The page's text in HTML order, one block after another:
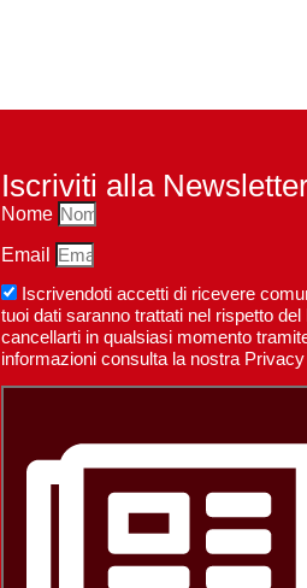
Iscriviti alla
Nome
Email
Iscrivendoti accetti di ricevere
tuoi dati saranno trattati nel rispetto
cancellarti in qualsiasi momento
informazioni consulta la nostra